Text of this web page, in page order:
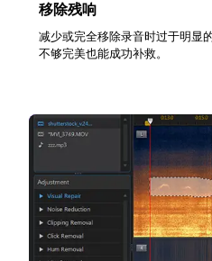
移除残响
减少或完全移除录音时过于明显
不够完美也能成功补救。